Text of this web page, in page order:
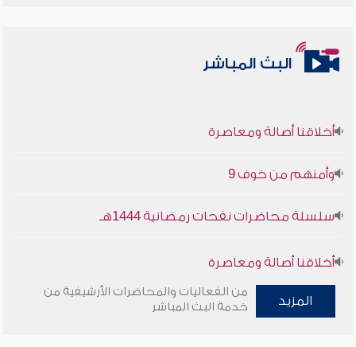
البث المباشر
أخلاقنا أصالة ومعاصرة
وأمنهم من خوف 9
سلسلة محاضرات نفحات رمضانية 1444هـ
أخلاقنا أصالة ومعاصرة
وأمنهم من خوف 9
المزيد
من الفعاليات والمحاضرات الأرشيفية من
خدمة البث المباشر